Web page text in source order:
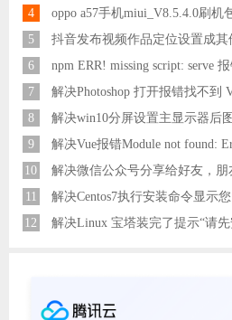
4
oppo a57手机miui_V8.5.4.0刷机
5
抖音发布视频作品定位设置成其
6
npm ERR! missing script: serve
7
解决Photoshop 打开报错找不到
8
解决win10分屏设置主显示器后
9
10
11
解决Centos7执行安装命令显示
12
解决Linux 宝塔装完了提示“请先